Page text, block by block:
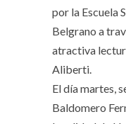
por la Escuela
Belgrano a
atractiva
Aliberti.
El día martes,
Baldomero